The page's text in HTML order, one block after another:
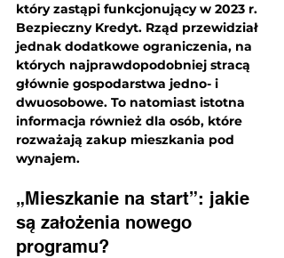
który zastąpi funkcjonujący w 2023 r.
Bezpieczny Kredyt. Rząd przewidział
jednak dodatkowe ograniczenia, na
których najprawdopodobniej stracą
głównie gospodarstwa jedno- i
dwuosobowe. To natomiast istotna
informacja również dla osób, które
rozważają zakup mieszkania pod
wynajem.
„Mieszkanie na start”: jakie
są założenia nowego
programu?